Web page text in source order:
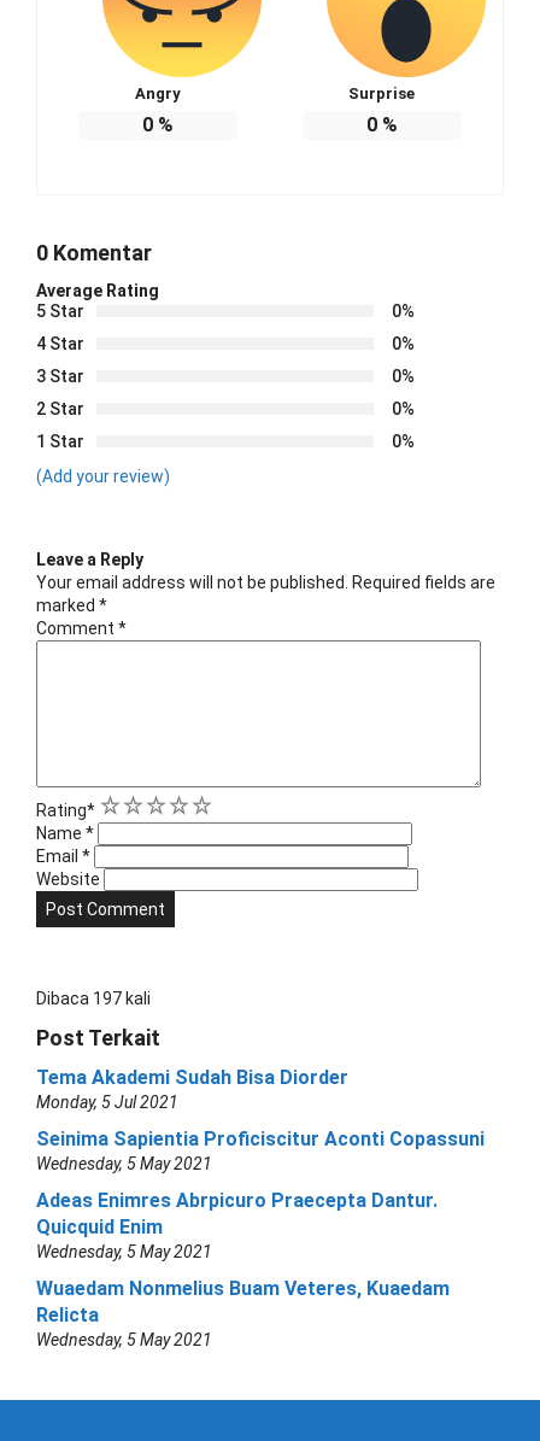
Angry
0%
Surprise
0%
0 Komentar
Average Rating
5 Star
0%
4 Star
0%
3 Star
0%
2 Star
0%
1 Star
0%
(Add your review)
Leave a Reply
Your email address will not be published. Required fields are
marked *
Comment *
Rating* 5
4
3
2
1
Name *
Email *
Website
Dibaca 197 kali
Post Terkait
Tema Akademi Sudah Bisa Diorder
Monday, 5 Jul 2021
Seinima Sapientia Proficiscitur Aconti Copassuni
Wednesday, 5 May 2021
Adeas Enimres Abrpicuro Praecepta Dantur.
Quicquid Enim
Wednesday, 5 May 2021
Wuaedam Nonmelius Buam Veteres, Kuaedam
Relicta
Wednesday, 5 May 2021